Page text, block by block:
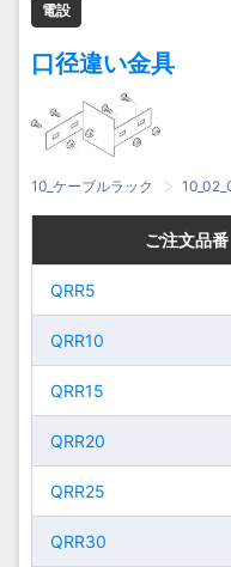
電設
口径違い金具
10_ケーブルラック
A
QRR5
QRR10
QRR15
QRR20
QRR25
QRR30
ご注文品番
QRR5
QRR10
QRR15
QRR20
QRR25
QRR30
A
QRR5
QRR10
QRR15
QRR20
QRR25
QRR30
ご注文品番
QRR5
QRR10
QRR15
QRR20
QRR25
QRR30